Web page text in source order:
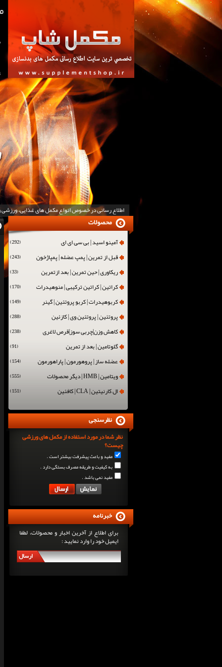
اطلاع رسانی در خصوص انواع مکمل های غذایی،
آمینو اسید | بی سی ای ای (292)
قبل از تمرین | پمپ عضله | پمپاژخون (243)
ریکاوری | حین تمرین | بعد ازتمرین (33)
کراتین | کراتین ترکیبی | منوهیدرات (170)
کربوهیدرات | کربو پروتئین | گینر (149)
پروتئین | پروتئین وی | کازئین (288)
کاهش وزن|چربی سوز|قرص لاغری (238)
گلوتامین | بعد از تمرین (91)
عضله ساز | پروهورمون | پاراهورمون (154)
ویتامین | HMB | دیگر محصولات (555)
ال کارنیتین | CLA | کافئین (151)
محصولات
نظر شما در مورد استفاده از مکمل های ورزشی
چیست؟
مفید و باعث پیشرفت بیشتر است .
به کیفیت و طریقه مصرف بستگی دارد .
مفید نمی باشد .
نظرسنجی
برای اطلاع از آخرین اخبار و محصولات، لطفا
ایمیل خود را وارد نمایید :
ارسال
خبرنامه